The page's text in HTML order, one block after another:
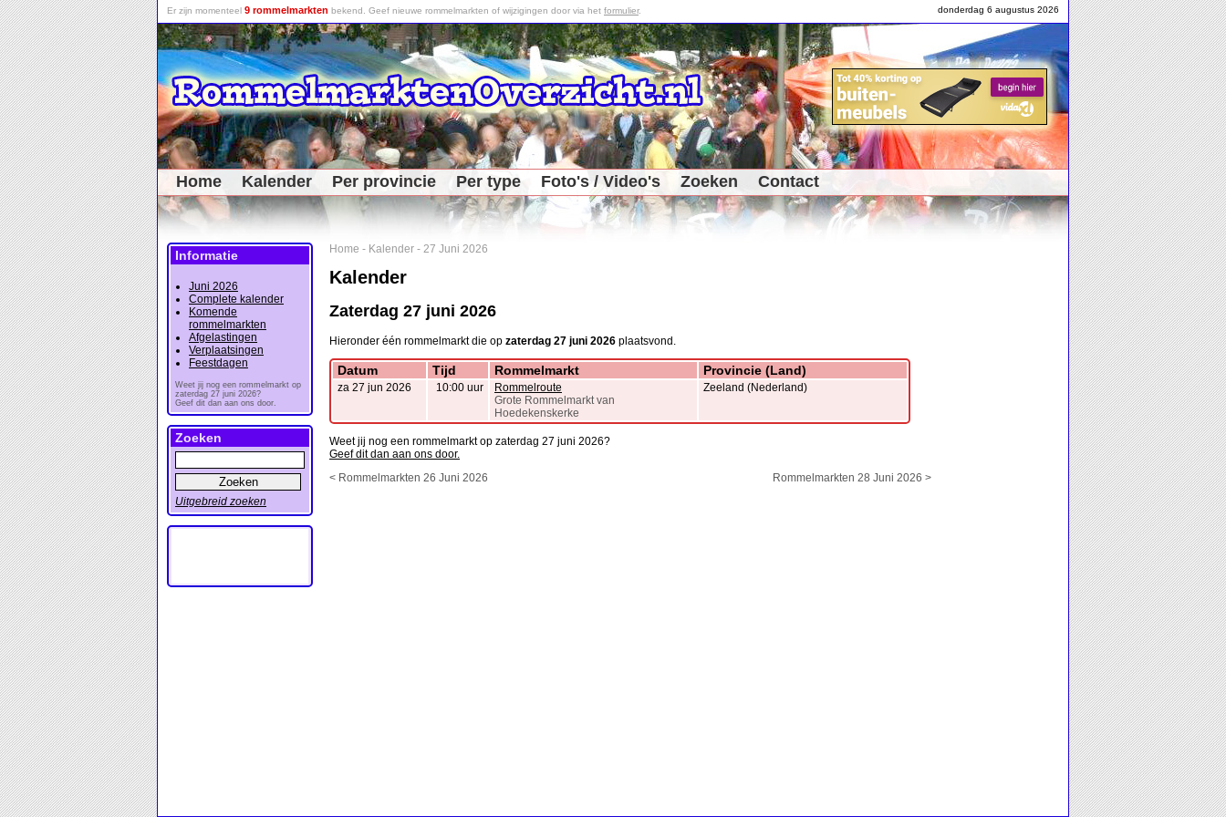
donderdag 6 augustus 2026
Er zijn momenteel 9 rommelmarkten bekend. Geef nieuwe rommelmarkten of wijzigingen door via het formulier.
Home Kalender Per provincie Per type Foto's / Video's Zoeken Contact
Home - Kalender - 27 Juni 2026
Kalender
Zaterdag 27 juni 2026
Hieronder één rommelmarkt die op zaterdag 27 juni 2026 plaatsvond.
Datum Tijd Rommelmarkt Provincie (Land)
za 27 jun 2026 10:00 uur
Rommelroute
Grote Rommelmarkt van
Hoedekenskerke
Zeeland (Nederland)
Weet jij nog een rommelmarkt op zaterdag 27 juni 2026?
Geef dit dan aan ons door.
< Rommelmarkten 26 Juni 2026
Rommelmarkten 28 Juni 2026 >
Informatie
Juni 2026
Complete kalender
Komende
rommelmarkten
Afgelastingen
Verplaatsingen
Feestdagen
Weet jij nog een rommelmarkt op
zaterdag 27 juni 2026?
Geef dit dan aan ons door.
Zoeken
Uitgebreid zoeken